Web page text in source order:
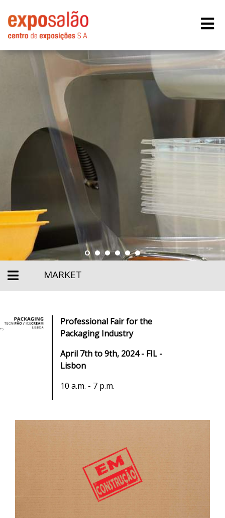
MARKET
Professional Fair for the
Packaging Industry
April 7th to 9th, 2024 - FIL -
Lisbon
10 a.m. - 7 p.m.